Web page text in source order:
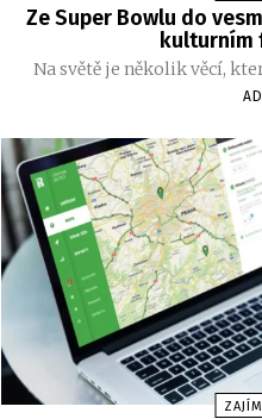
Ze Super Bowlu do
kulturním
Na světě je několik věcí,